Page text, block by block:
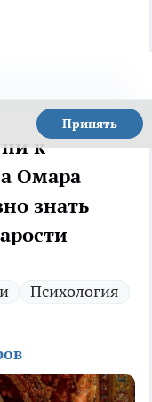
Принять
к
Омара
знать
Психология